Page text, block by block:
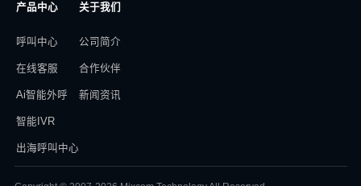
产品中心
呼叫中心
在线客服
Ai智能外呼
智能IVR
出海呼叫中心
关于我们
公司简介
合作伙伴
新闻资讯